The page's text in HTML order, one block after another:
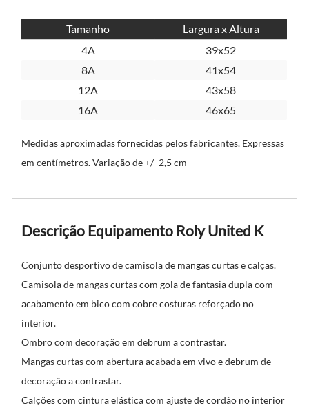
Tamanho
Largura x Altura
4A
39x52
8A
41x54
12A
43x58
16A
46x65
Medidas aproximadas fornecidas pelos fabricantes. Expressas
em centímetros. Variação de +/- 2,5 cm
Descrição Equipamento Roly United K
Conjunto desportivo de camisola de mangas curtas e calças.
Camisola de mangas curtas com gola de fantasia dupla com
acabamento em bico com cobre costuras reforçado no
interior.
Ombro com decoração em debrum a contrastar.
Mangas curtas com abertura acabada em vivo e debrum de
decoração a contrastar.
Calções com cintura elástica com ajuste de cordão no interior